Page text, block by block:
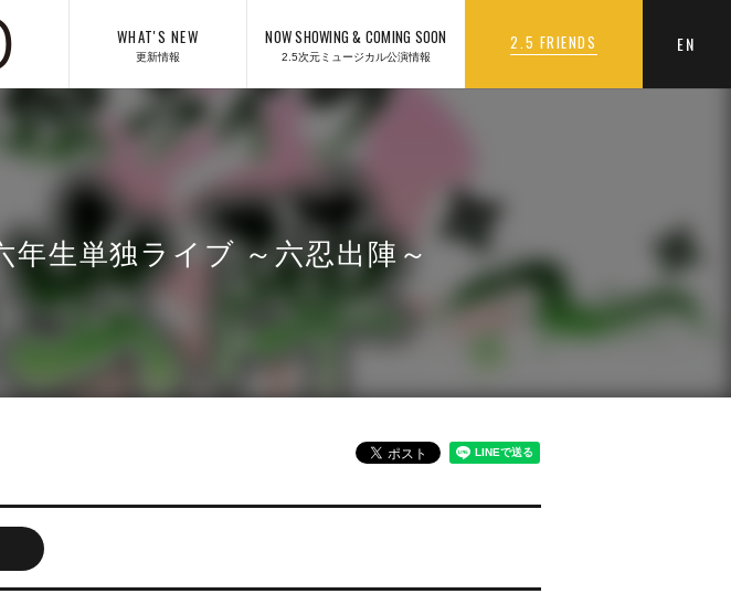
EN
WHAT'S NEW
更新情報
NOW SHOWING & COMING SOON
2.5次元ミュージカル公演情報
2.5 FRIENDS
生単独ライブ ～六忍出陣～